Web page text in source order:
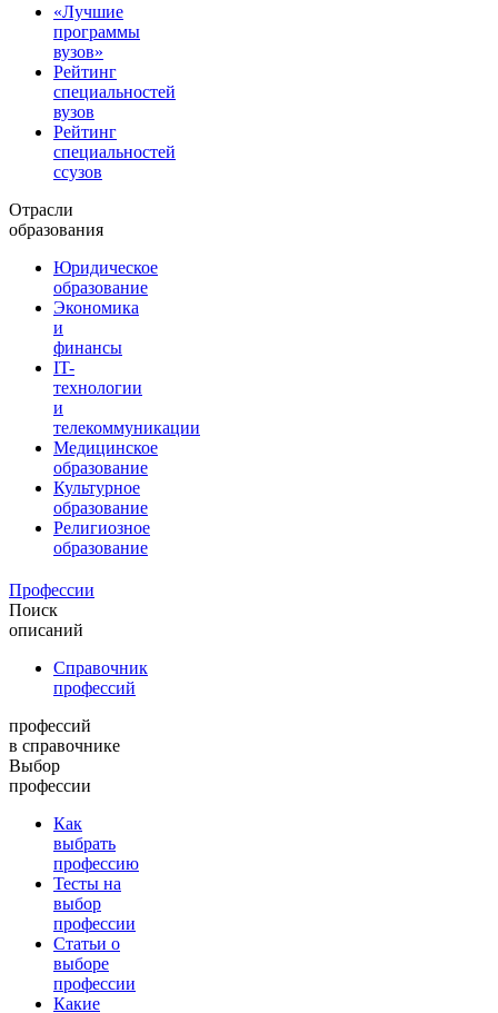
«Лучшие
программы
вузов»
Рейтинг
специальностей
вузов
Рейтинг
специальностей
ссузов
Отрасли
образования
Юридическое
образование
Экономика
и
финансы
IT-
технологии
и
телекоммуникации
Медицинское
образование
Культурное
образование
Религиозное
образование
Профессии
Поиск
описаний
Справочник
профессий
профессий
в справочнике
Выбор
профессии
Как
выбрать
профессию
Тесты на
выбор
профессии
Статьи о
выборе
профессии
Какие